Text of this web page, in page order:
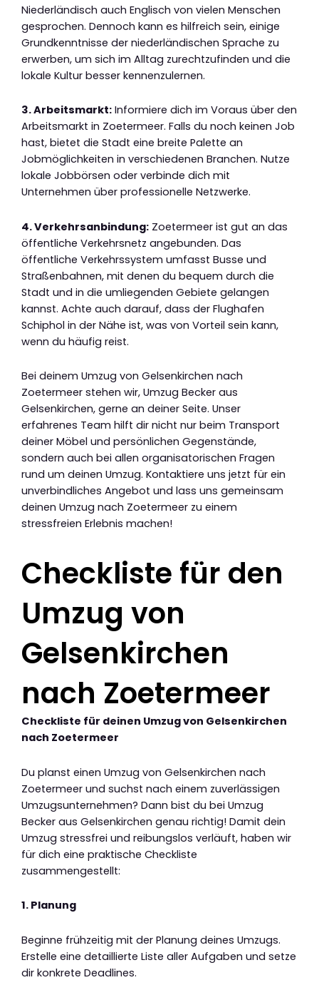
Niederländisch auch Englisch von vielen Menschen
gesprochen. Dennoch kann es hilfreich sein, einige
Grundkenntnisse der niederländischen Sprache zu
erwerben, um sich im Alltag zurechtzufinden und die
lokale Kultur besser kennenzulernen.
3. Arbeitsmarkt: Informiere dich im Voraus über den
Arbeitsmarkt in Zoetermeer. Falls du noch keinen Job
hast, bietet die Stadt eine breite Palette an
Jobmöglichkeiten in verschiedenen Branchen. Nutze
lokale Jobbörsen oder verbinde dich mit
Unternehmen über professionelle Netzwerke.
4. Verkehrsanbindung: Zoetermeer ist gut an das
öffentliche Verkehrsnetz angebunden. Das
öffentliche Verkehrssystem umfasst Busse und
Straßenbahnen, mit denen du bequem durch die
Stadt und in die umliegenden Gebiete gelangen
kannst. Achte auch darauf, dass der Flughafen
Schiphol in der Nähe ist, was von Vorteil sein kann,
wenn du häufig reist.
Bei deinem Umzug von Gelsenkirchen nach
Zoetermeer stehen wir, Umzug Becker aus
Gelsenkirchen, gerne an deiner Seite. Unser
erfahrenes Team hilft dir nicht nur beim Transport
deiner Möbel und persönlichen Gegenstände,
sondern auch bei allen organisatorischen Fragen
rund um deinen Umzug. Kontaktiere uns jetzt für ein
unverbindliches Angebot und lass uns gemeinsam
deinen Umzug nach Zoetermeer zu einem
stressfreien Erlebnis machen!
Checkliste für den
Umzug von
Gelsenkirchen
nach Zoetermeer
Checkliste für deinen Umzug von Gelsenkirchen
nach Zoetermeer
Du planst einen Umzug von Gelsenkirchen nach
Zoetermeer und suchst nach einem zuverlässigen
Umzugsunternehmen? Dann bist du bei Umzug
Becker aus Gelsenkirchen genau richtig! Damit dein
Umzug stressfrei und reibungslos verläuft, haben wir
für dich eine praktische Checkliste
zusammengestellt:
1. Planung
Beginne frühzeitig mit der Planung deines Umzugs.
Erstelle eine detaillierte Liste aller Aufgaben und setze
dir konkrete Deadlines.